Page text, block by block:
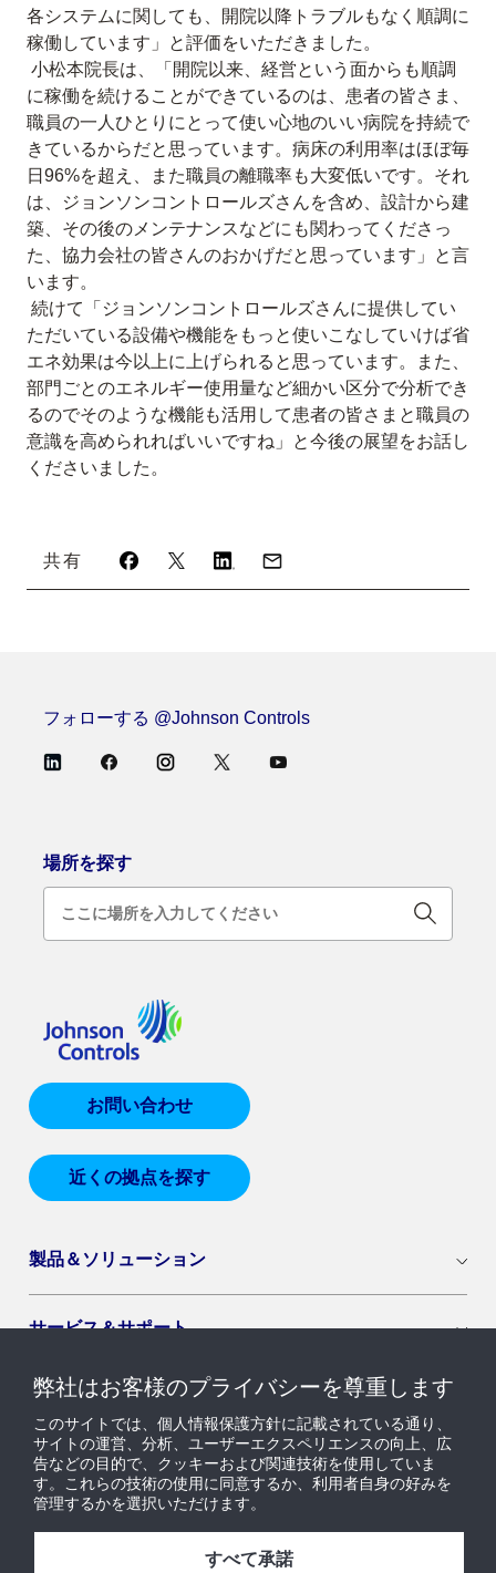
各システムに関しても、開院以降トラブルもなく順調に
稼働しています」と評価をいただきました。
小松本院長は、「開院以来、経営という面からも順調
に稼働を続けることができているのは、患者の皆さま、
職員の一人ひとりにとって使い心地のいい病院を持続で
きているからだと思っています。病床の利用率はほぼ毎
日96%を超え、また職員の離職率も大変低いです。それ
は、ジョンソンコントロールズさんを含め、設計から建
築、その後のメンテナンスなどにも関わってくださっ
た、協力会社の皆さんのおかげだと思っています」と言
います。
続けて「ジョンソンコントロールズさんに提供してい
ただいている設備や機能をもっと使いこなしていけば省
エネ効果は今以上に上げられると思っています。また、
部門ごとのエネルギー使用量など細かい区分で分析でき
るのでそのような機能も活用して患者の皆さまと職員の
意識を高められればいいですね」と今後の展望をお話し
くださいました。
共有
フォローする @Johnson Controls
場所を探す
お問い合わせ
近くの拠点を探す
製品＆ソリューション
サービス＆サポート
導入セグメント
ニュース & インサイト
採用情報
弊社はお客様のプライバシーを尊重します
このサイトでは、個人情報保護方針に記載されている通り、
サイトの運営、分析、ユーザーエクスペリエンスの向上、広
告などの目的で、クッキーおよび関連技術を使用していま
す。これらの技術の使用に同意するか、利用者自身の好みを
管理するかを選択いただけます。
すべて承諾